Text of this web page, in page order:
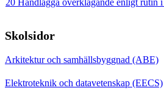
Skolsidor
Arkitektur och samhällsbyggnad (ABE)
Elektroteknik och datavetenskap (EECS)